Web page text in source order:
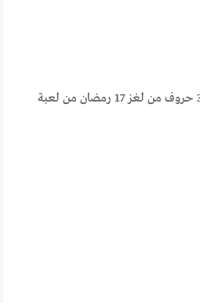
اجابة لغز مدينة مغربية من 3 حروف من لغز 17 رمضان من لعبة